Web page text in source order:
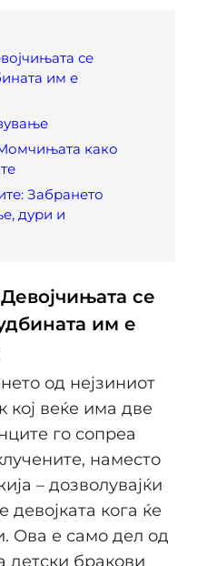
се
им е
како
Забрането
дури и
се
им е
од нејзиниот
кој веќе има две
го сопреа
наместо
– дозволувајќи
кога ќе
Ова е само дел од
детски бракови